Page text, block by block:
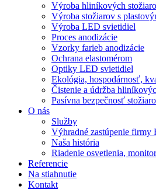
Výroba hliníkových
Výroba stožiarov s
Výroba LED svietidiel
Proces anodizácie
Vzorky farieb anodizácie
Ochrana elastomérom
Optiky LED svietidiel
Ekológia, hospodárnosť,
Čistenie a údržba
Pasívna bezpečnosť
O nás
Služby
Výhradné zastúpenie firmy
Naša história
Riadenie osvetlenia,
Referencie
Na stiahnutie
Kontakt